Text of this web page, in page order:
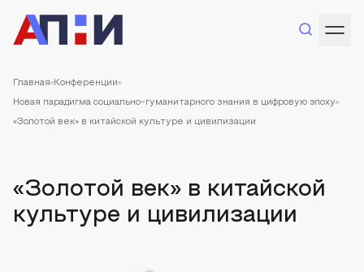
Главная Конференции
Новая парадигма социально-гуманитарного знания в цифровую эпоху
«Золотой век» в китайской культуре и цивилизации
«Золотой век» в китайской
культуре и цивилизации